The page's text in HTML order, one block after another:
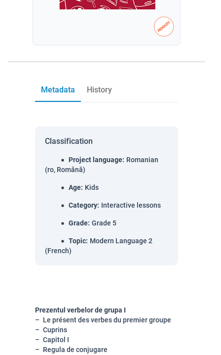
Metadata History
Classification
Project language: Romanian
(ro, Română)
Age: Kids
Category: Interactive lessons
Grade: Grade 5
Topic: Modern Language 2
(French)
Prezentul verbelor de grupa I
Le présent des verbes du premier groupe
Cuprins
Capitol I
Regula de conjugare